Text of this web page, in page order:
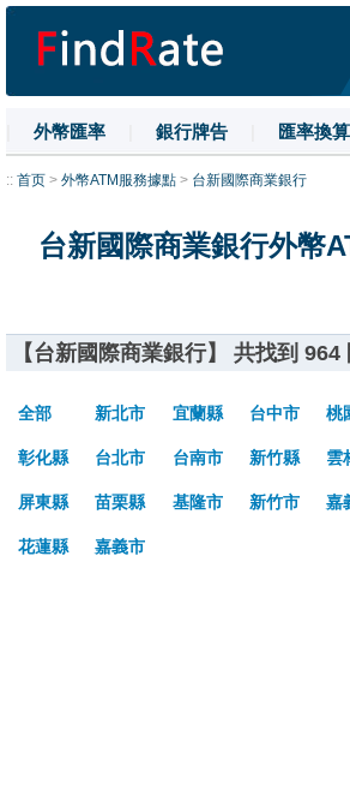
外幣匯率 銀行牌告 匯率換算
| 名詞解釋 | 換匯技巧 | 數字大寫
:: 首页 > 外幣ATM服務據點 > 台新國際商業銀行
台新國際商業銀行外幣
【台新國際商業銀行】 共找到 964
全部 新北市 宜蘭縣 台中市 桃
彰化縣 台北市 台南市 新竹縣 雲
屏東縣 苗栗縣 基隆市 新竹市 嘉
花蓮縣 嘉義市